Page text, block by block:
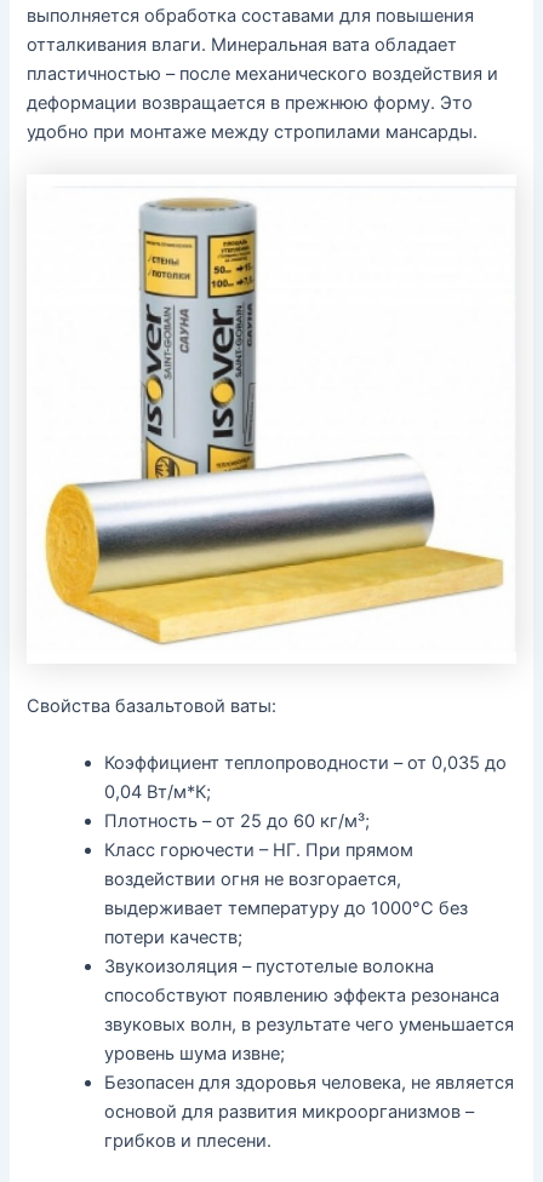
выполняется обработка составами для повышения
отталкивания влаги. Минеральная вата обладает
пластичностью – после механического воздействия и
деформации возвращается в прежнюю форму. Это
удобно при монтаже между стропилами мансарды.
Свойства базальтовой ваты:
Коэффициент теплопроводности – от 0,035 до
0,04 Вт/м*К;
Плотность – от 25 до 60 кг/м³;
Класс горючести – НГ. При прямом
воздействии огня не возгорается,
выдерживает температуру до 1000°С без
потери качеств;
Звукоизоляция – пустотелые волокна
способствуют появлению эффекта резонанса
звуковых волн, в результате чего уменьшается
уровень шума извне;
Безопасен для здоровья человека, не является
основой для развития микроорганизмов –
грибков и плесени.